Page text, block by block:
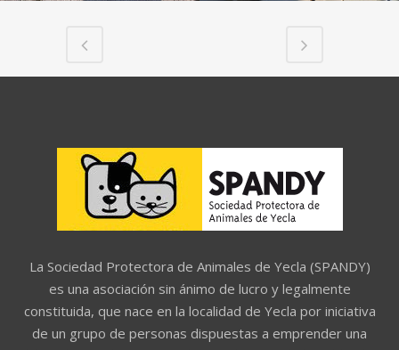
La Sociedad Protectora de Animales de Yecla (SPANDY)
es una asociación sin ánimo de lucro y legalmente
constituida, que nace en la localidad de Yecla por iniciativa
de un grupo de personas dispuestas a emprender una